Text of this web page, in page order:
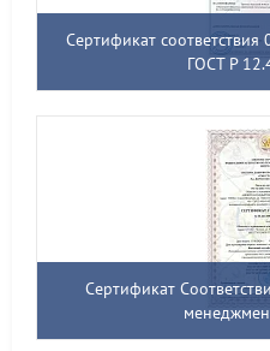
Сертификат соответствия
ГОСТ Р
Сертификат